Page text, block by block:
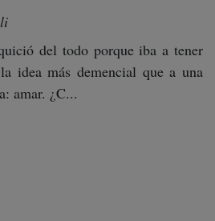
del todo porque iba a tener
idea más demencial que a una
amar. ¿C...